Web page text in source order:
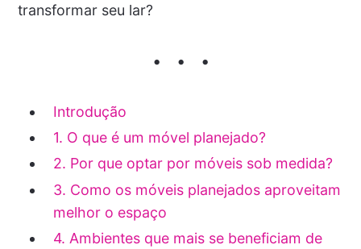
transformar seu lar?
Introdução
1. O que é um móvel planejado?
2. Por que optar por móveis sob medida?
3. Como os móveis planejados aproveitam
melhor o espaço
4. Ambientes que mais se beneficiam de